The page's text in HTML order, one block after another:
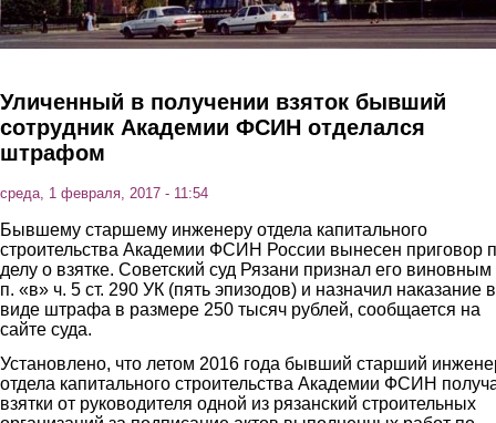
Уличенный в получении взяток бывший
сотрудник Академии ФСИН отделался
штрафом
среда, 1 февраля, 2017 - 11:54
Бывшему старшему инженеру отдела капитального
строительства Академии ФСИН России вынесен приговор
делу о взятке. Советский суд Рязани признал его виновным
п. «в» ч. 5 ст. 290 УК (пять эпизодов) и назначил наказание в
виде штрафа в размере 250 тысяч рублей, сообщается на
сайте суда.
Установлено, что летом 2016 года бывший старший
отдела капитального строительства Академии ФСИН
взятки от руководителя одной из рязанский строительных